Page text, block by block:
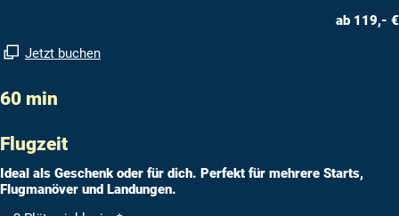
ab 119,- €
Jetzt buchen
60 min
Flugzeit
Ideal als Geschenk oder für dich. Perfekt für mehrere Starts,
Flugmanöver und Landungen.